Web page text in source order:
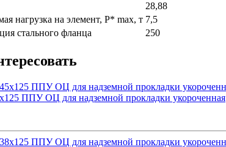
28,88
нагрузка на элемент, P* max, т 7,5
стального фланца
250
ППУ ОЦ для надземной прокладки укороченная